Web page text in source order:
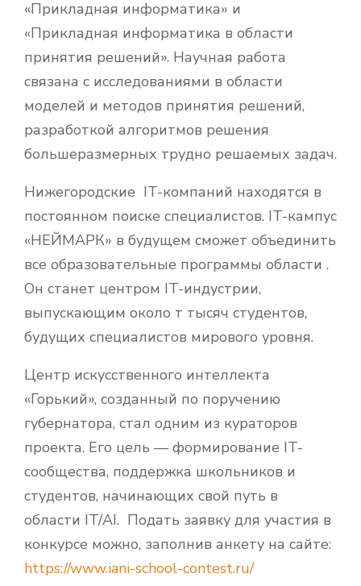
«Прикладная информатика» и
«Прикладная информатика в области
принятия решений». Научная работа
связана с исследованиями в области
моделей и методов принятия решений,
разработкой алгоритмов решения
большеразмерных трудно решаемых задач.
Нижегородские IT-компаний находятся в
постоянном поиске специалистов. IT-кампус
«НЕЙМАРК» в будущем сможет объединить
все образовательные программы области .
Он станет центром IT-индустрии,
выпускающим около т тысяч студентов,
будущих специалистов мирового уровня.
Центр искусственного интеллекта
«Горький», созданный по поручению
губернатора, стал одним из кураторов
проекта. Его цель — формирование IT-
сообщества, поддержка школьников и
студентов, начинающих свой путь в
области IT/AI. Подать заявку для участия в
конкурсе можно, заполнив анкету на сайте:
https://www.iani-school-contest.ru/